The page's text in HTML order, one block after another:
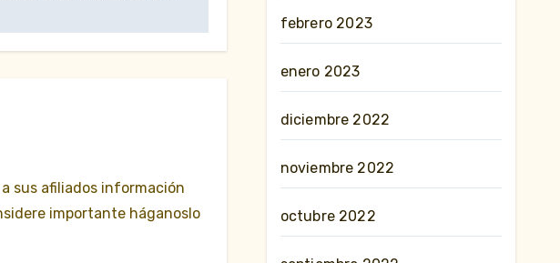
sus afiliados información
importante háganoslo
febrero 2023
enero 2023
diciembre 2022
noviembre 2022
octubre 2022